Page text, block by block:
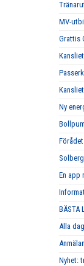
MV-
Grattis
Ny
En app
BÄSTA
Alla
Nyhet: